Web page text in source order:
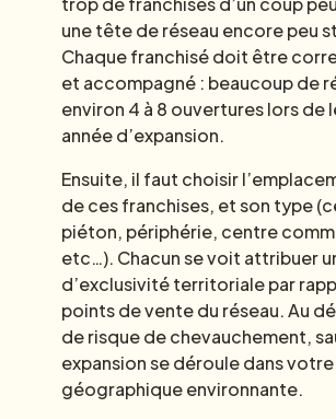
une tête de réseau encore peu
Chaque franchisé doit être
et accompagné : beaucoup de
environ 4 à 8 ouvertures lors de
année d’expansion.
Ensuite, il faut choisir
de ces franchises, et son type
piéton, périphérie, centre
etc…). Chacun se voit attribuer
d’exclusivité territoriale par
points de vente du réseau. Au
de risque de chevauchement,
expansion se déroule dans
géographique environnante.